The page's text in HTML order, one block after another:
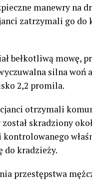
manewry na
zatrzymali go
bełkotliwą mowę,
silna
2,2 promila.
otrzymali
skradziony
do kradzieży.
przestępstwa